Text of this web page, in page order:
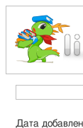
Дата